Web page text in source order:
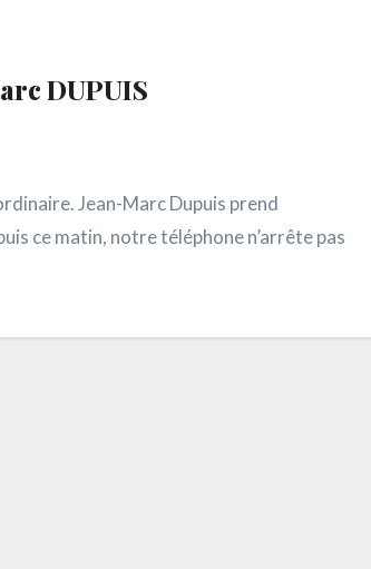
DUPUIS
Jean-Marc Dupuis prend
ce matin, notre téléphone n’arrête pas